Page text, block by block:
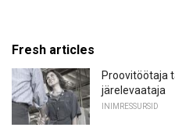
Fresh articles
Proovitöötaja
järelevaataja
INIMRESSURSID